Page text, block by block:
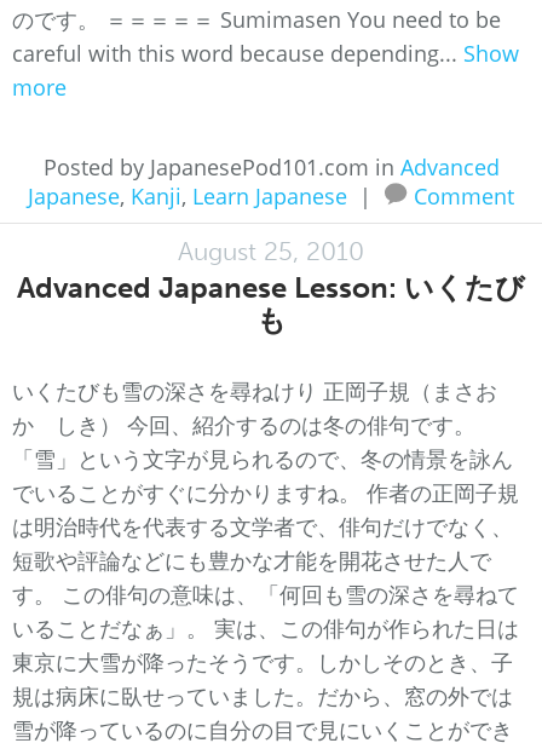
のです。 ＝＝＝＝＝ Sumimasen You need to be
careful with this word because depending... Show
more
Posted by JapanesePod101.com in Advanced
Japanese, Kanji, Learn Japanese | Comment
August 25, 2010
Advanced Japanese Lesson: いくたび
も
いくたびも雪の深さを尋ねけり 正岡子規（まさお
か しき） 今回、紹介するのは冬の俳句です。
「雪」という文字が見られるので、冬の情景を詠ん
でいることがすぐに分かりますね。 作者の正岡子規
は明治時代を代表する文学者で、俳句だけでなく、
短歌や評論などにも豊かな才能を開花させた人で
す。 この俳句の意味は、「何回も雪の深さを尋ねて
いることだなぁ」。 実は、この俳句が作られた日は
東京に大雪が降ったそうです。しかしそのとき、子
規は病床に臥せっていました。だから、窓の外では
雪が降っているのに自分の目で見にいくことができ